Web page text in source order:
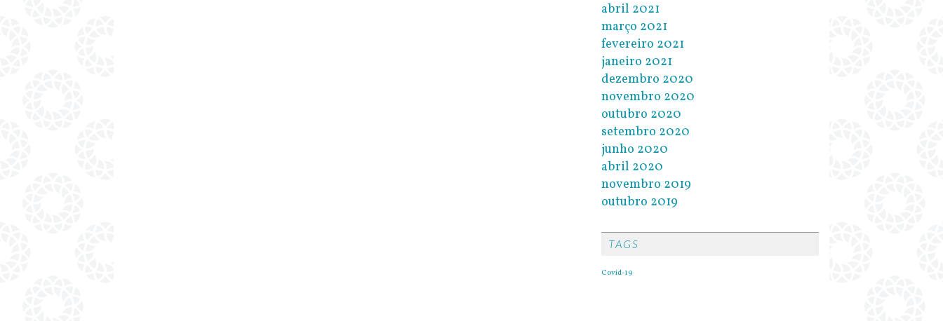
abril 2021
março 2021
fevereiro 2021
janeiro 2021
dezembro 2020
novembro 2020
outubro 2020
setembro 2020
junho 2020
abril 2020
novembro 2019
outubro 2019
TAGS
Covid-19